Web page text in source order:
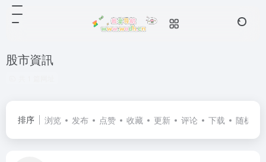
股市資訊
排序 浏览 发布 点赞 收藏 更新 评论 下载 随机